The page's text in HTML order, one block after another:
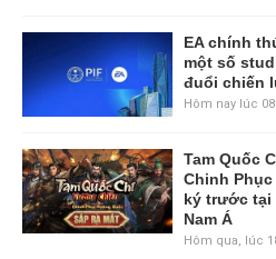
EA chính
một số
đuổi chiến
Hôm nay lúc
Tam Quốc
Chinh
ký trước
Nam Á
Hôm qua, lúc